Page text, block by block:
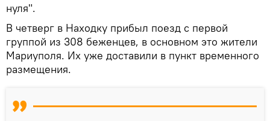
нуля".
В четверг в Находку прибыл поезд с первой
группой из 308 беженцев, в основном это жители
Мариуполя. Их уже доставили в пункт временного
размещения.